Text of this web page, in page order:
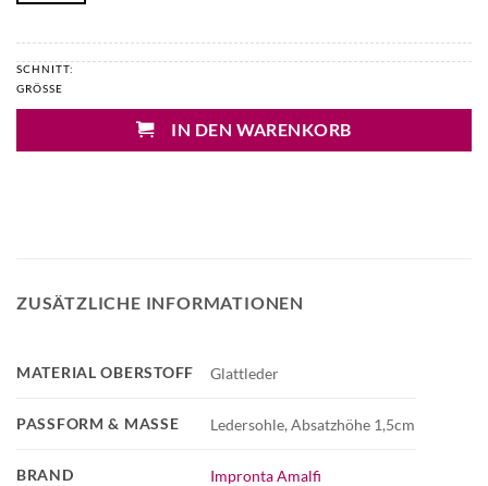
SCHNITT:
GRÖSSE
IN DEN WARENKORB
ZUSÄTZLICHE INFORMATIONEN
MATERIAL OBERSTOFF Glattleder
PASSFORM & MASSE Ledersohle, Absatzhöhe 1,5cm
BRAND Impronta Amalfi